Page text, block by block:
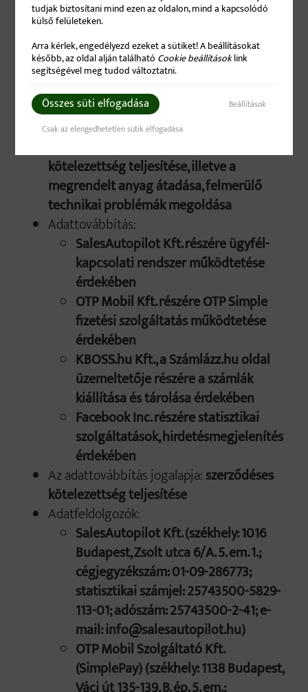
Az adatkezelés jogalapja:
hozzájárulás; a vásárlást követően:
törvényi kötelezettség teljesítése
A kezelt adatok köre:
telefonszám, lakcím (számlázási cím),
szállítási cím
kötelezettség teljesítése, illetve a
megrendelt anyag átadása, felmerülő
technikai problémák megoldása
Adattovábbítás:
SalesAutopilot Kft. részére ügyfél-
kapcsolati rendszer működtetése
érdekében
OTP Mobil Kft. részére OTP Simple
fizetési szolgáltatás működtetése
érdekében
KBOSS.hu Kft., a Számlázz.hu oldal
üzemeltetője részére a számlák
kiállítása és tárolása érdekében
Facebook Inc. részére statisztikai
szolgáltatások, hirdetésmegjelenítés
érdekében
Az adattovábbítás jogalapja:szerződéses
kötelezettség teljesítése
Adatfeldolgozók:
SalesAutopilot Kft. (székhely: 1016
Budapest, Zsolt utca 6/A. 5. em. 1.;
cégjegyzékszám: 01-09-286773;
statisztikai számjel: 25743500-5829-
113-01; adószám: 25743500-2-41; e-
mail: info@salesautopilot.hu)
OTP Mobil Szolgáltató Kft.
(SimplePay) (székhely: 1138 Budapest,
tudjak biztosítani mind ezen az oldalon, mind a kapcsolódó
külső felületeken.
Arra kérlek, engedélyezd ezeket a sütiket! A beállításokat
később, az oldal alján található Cookie beállításoklink
segítségével meg tudod változtatni.
Összes süti elfogadása
Beállítások
Csak az elengedhetetlen sütik elfogadása